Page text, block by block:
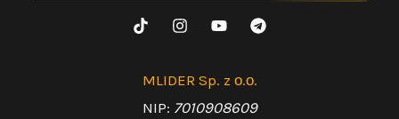
MLIDER Sp. z о.о.
NIP: 7010908609